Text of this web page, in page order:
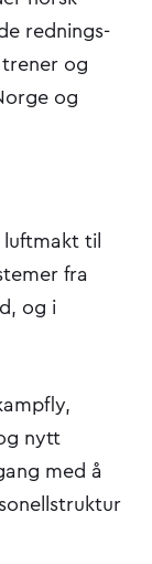
rednings-
og
og
til
fra
og i
nytt
med å